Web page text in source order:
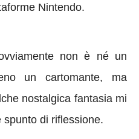
Nintendo.
non è né un
un cartomante, ma
nostalgica fantasia mi
di riflessione.